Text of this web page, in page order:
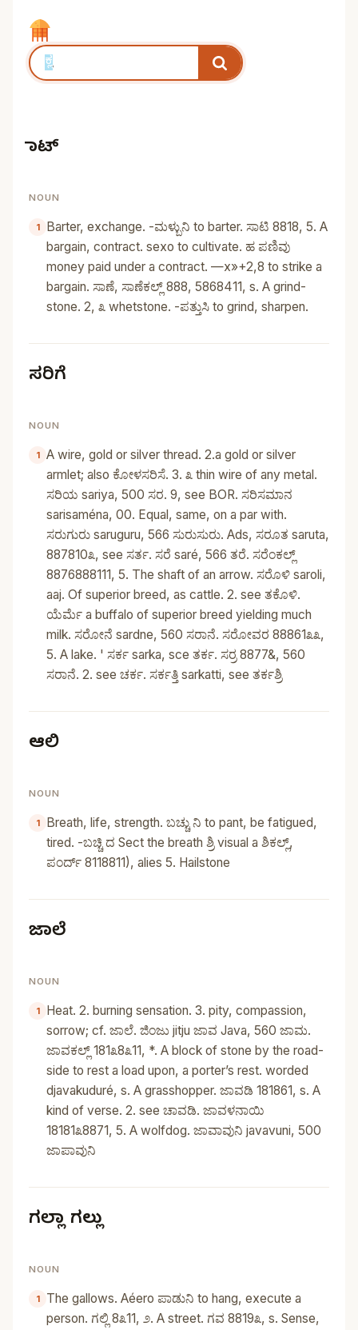
ಸಾಟ್‌
NOUN
Barter, exchange. -ಮಳ್ಬುನಿ to barter. ಸಾಟಿ 8818, 5. A
bargain, contract. sexo to cultivate. ಹ ಪಣಿವು
money paid under a contract. —x»+2,8 to strike a
bargain. ಸಾಣೆ, ಸಾಣೆಕಲ್ಲ್‌ 888, 5868411, s. A grind-
stone. 2, ೩ whetstone. -ಪತ್ತುಸಿ to grind, sharpen.
ಸರಿಗೆ
NOUN
A wire, gold or silver thread. 2.a gold or silver
armlet; also ಕೋಳಸರಿಸೆ. 3. ೩ thin wire of any metal.
ಸರಿಯ sariya, 500 ಸರ. 9, see BOR. ಸರಿಸಮಾನ
sarisaména, 00. Equal, same, on a par with.
ಸರುಗುರು saruguru, 566 ಸುರುಸುರು. Ads, ಸರೂತ saruta,
887810೩, see ಸರ್ತ. ಸರೆ saré, 566 ತರೆ. ಸರೆಂಕಲ್ಲ್‌
8876888111, 5. The shaft of an arrow. ಸರೊಳಿ saroli,
aaj. Of superior breed, as cattle. 2. see ತಕೊಳಿ.
ಯೆರ್ಮೆ a buffalo of superior breed yielding much
milk. ಸರೋನೆ sardne, 560 ಸರಾನೆ. ಸರೋವರ 88861೩೩,
5. A lake. ' ಸರ್ಕ sarka, sce ತರ್ಕ. ಸರ್ರ 8877&, 560
ಸರಾನೆ. 2. see ಚರ್ಕ. ಸರ್ಕತ್ತಿ sarkatti, see ತರ್ಕಶ್ರಿ
ಆಲಿ
NOUN
Breath, life, strength. ಬಚ್ಚು ನಿ to pant, be fatigued,
tired. -ಬಚ್ಚಿ ದ Sect the breath ಶ್ರಿ visual a ಶಿಕಲ್ಲ್‌,
ಪಂರ್ದ್‌ 8118811), alies 5. Hailstone
ಜಾಲೆ
NOUN
Heat. 2. burning sensation. 3. pity, compassion,
sorrow; cf. ಜಾಲೆ. ಜಿಂಜು jitju ಜಾವ Java, 560 ಜಾಮ.
ಜಾವಕಲ್ಲ್‌ 181೩8೩11, *. A block of stone by the road-
side to rest a load upon, a porter’s rest. worded
djavakuduré, s. A grasshopper. ಜಾವಡಿ 181861, s. A
kind of verse. 2. see ಚಾವಡಿ. ಜಾವಳನಾಯಿ
18181೩8871, 5. A wolfdog. ಜಾವಾವುನಿ javavuni, 500
ಜಾಪಾವುನಿ
ಗಲ್ಲಾ ಗಲ್ಲು
NOUN
The gallows. Aéero ಪಾಡುನಿ to hang, execute a
person. ಗಲ್ಲಿ 8೩11, ೨. A street. ಗವ 8819೩, s. Sense,